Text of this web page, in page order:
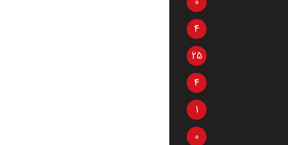
4
25
4
1
0